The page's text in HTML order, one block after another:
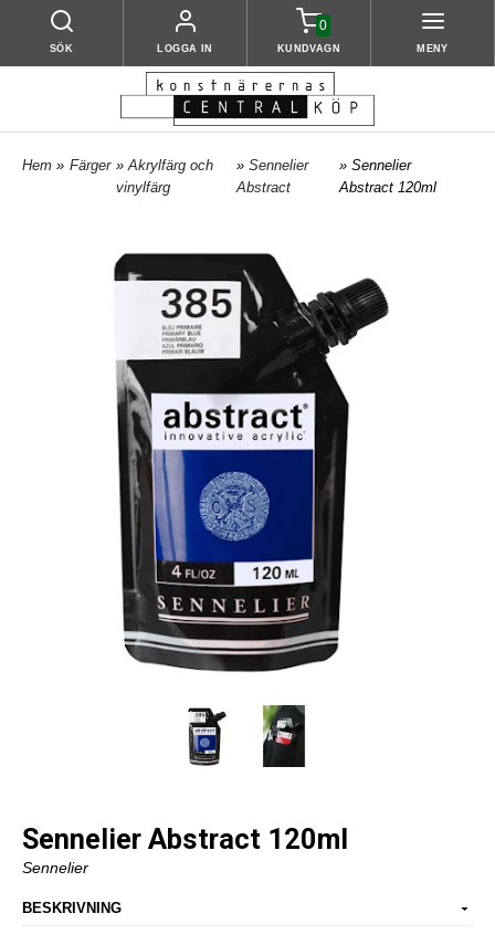
SÖK LOGGA IN
0
KUNDVAGN MENY
Hem » Färger » Akrylfärg och
vinylfärg
»Sennelier
Abstract
» Sennelier
Abstract 120ml
Sennelier Abstract 120ml
Sennelier
BESKRIVNING